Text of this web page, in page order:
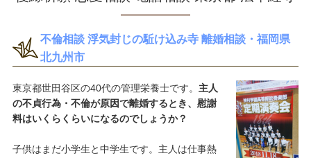
不倫相談 浮気封じの駈け込み寺 離婚相談・福岡県
北九州市
東京都世田谷区の40代の管理栄養士です。 主人
の不貞行為・不倫が原因で離婚するとき、慰謝
料はいくらくらいになるのでしょうか？
子供はまだ小学生と中学生です。主人は仕事熱